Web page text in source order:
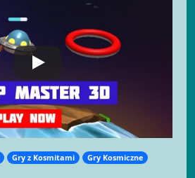
Gry z Kosmitami
Gry Kosmiczne